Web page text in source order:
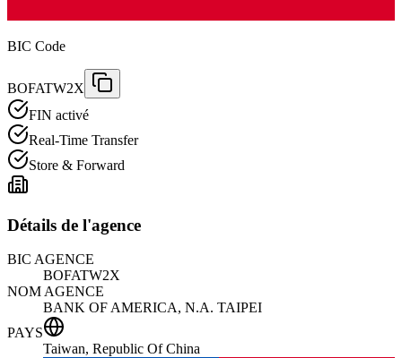
BIC Code
BOFATW2X
FIN activé
Real-Time Transfer
Store & Forward
Détails de l'agence
BIC AGENCE
BOFATW2X
NOM AGENCE
BANK OF AMERICA, N.A. TAIPEI
PAYS
Taiwan, Republic Of China